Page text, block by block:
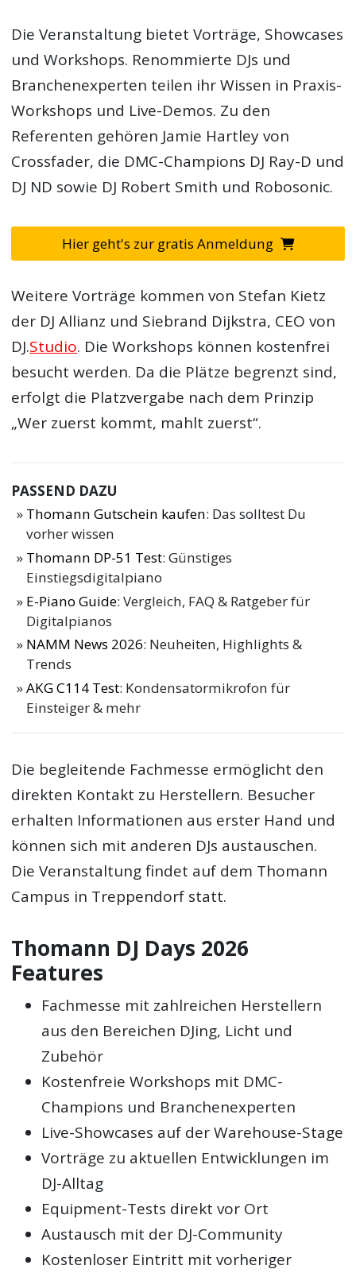
Die Veranstaltung bietet Vorträge, Showcases
und Workshops. Renommierte DJs und
Branchenexperten teilen ihr Wissen in Praxis-
Workshops und Live-Demos. Zu den
Referenten gehören Jamie Hartley von
Crossfader, die DMC-Champions DJ Ray-D und
DJ ND sowie DJ Robert Smith und Robosonic.
Hier geht's zur gratis Anmeldung
Weitere Vorträge kommen von Stefan Kietz
der DJ Allianz und Siebrand Dijkstra, CEO von
DJ.Studio. Die Workshops können kostenfrei
besucht werden. Da die Plätze begrenzt sind,
erfolgt die Platzvergabe nach dem Prinzip
„Wer zuerst kommt, mahlt zuerst“.
PASSEND DAZU
Thomann Gutschein kaufen: Das solltest Du
vorher wissen
Thomann DP-51 Test: Günstiges
Einstiegsdigitalpiano
E-Piano Guide: Vergleich, FAQ & Ratgeber für
Digitalpianos
NAMM News 2026: Neuheiten, Highlights &
Trends
AKG C114 Test: Kondensatormikrofon für
Einsteiger & mehr
Die begleitende Fachmesse ermöglicht den
direkten Kontakt zu Herstellern. Besucher
erhalten Informationen aus erster Hand und
können sich mit anderen DJs austauschen.
Die Veranstaltung findet auf dem Thomann
Campus in Treppendorf statt.
Thomann DJ Days 2026
Features
Fachmesse mit zahlreichen Herstellern
aus den Bereichen DJing, Licht und
Zubehör
Kostenfreie Workshops mit DMC-
Champions und Branchenexperten
Live-Showcases auf der Warehouse-Stage
Vorträge zu aktuellen Entwicklungen im
DJ-Alltag
Equipment-Tests direkt vor Ort
Austausch mit der DJ-Community
Kostenloser Eintritt mit vorheriger